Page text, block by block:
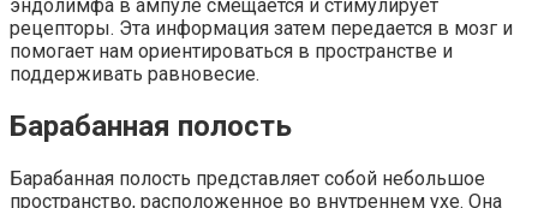
эндолимфа в ампуле смещается и стимулирует
рецепторы. Эта информация затем передается в мозг и
помогает нам ориентироваться в пространстве и
поддерживать равновесие.
Барабанная полость
Барабанная полость представляет собой небольшое
пространство, расположенное во внутреннем ухе. Она